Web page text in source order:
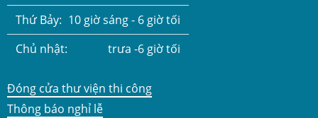
Thứ Bảy: 10 giờ sáng - 6 giờ tối
Chủ nhật:
trưa -6 giờ tối
Đóng cửa thư viện thi công
Thông báo nghỉ lễ